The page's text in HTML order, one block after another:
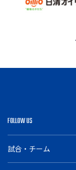
FOLLOW US
試合・チーム